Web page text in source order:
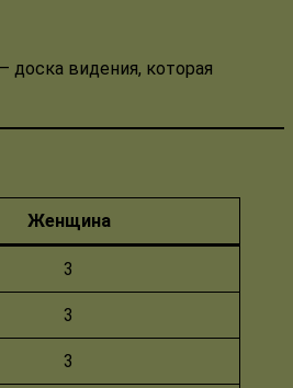
доска видения, которая
Женщина
3
3
3